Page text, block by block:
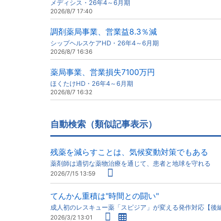
メディシス・26年4～6月期
2026/8/7 17:40
調剤薬局事業、営業益8.3％減
シップヘルスケアHD・26年4～6月期
2026/8/7 16:36
薬局事業、営業損失7100万円
ほくたけHD・26年4～6月期
2026/8/7 16:32
自動検索（類似記事表示）
残薬を減らすことは、気候変動対策でもある
薬剤師は適切な薬物治療を通じて、患者と地球を守れる
2026/7/15 13:59
てんかん重積は"時間との闘い"
成人初のレスキュー薬「スピジア」が変える発作対応【後
2026/3/2 13:01